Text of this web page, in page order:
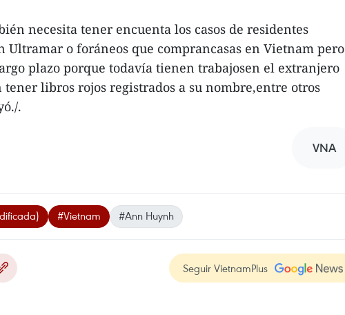
necesita tener encuenta los casos de residentes
Ultramar o foráneos que comprancasas en Vietnam pero
plazo porque todavía tienen trabajosen el extranjero
tener libros rojos registrados a su nombre,entre otros
.
VNA
#Vietnam #Ann Huynh
Seguir VietnamPlus